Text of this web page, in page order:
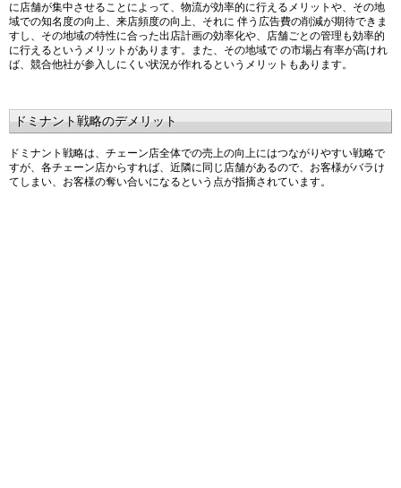
に店舗が集中させることによって、物流が効率的に行えるメリットや、その地
域での知名度の向上、来店頻度の向上、それに 伴う広告費の削減が期待できま
すし、その地域の特性に合った出店計画の効率化や、店舗ごとの管理も効率的
に行えるというメリットがあります。また、その地域で の市場占有率が高けれ
ば、競合他社が参入しにくい状況が作れるというメリットもあります。
ドミナント戦略のデメリット
ドミナント戦略は、チェーン店全体での売上の向上にはつながりやすい戦略で
すが、各チェーン店からすれば、近隣に同じ店舗があるので、お客様がバラけ
てしまい、お客様の奪い合いになるという点が指摘されています。